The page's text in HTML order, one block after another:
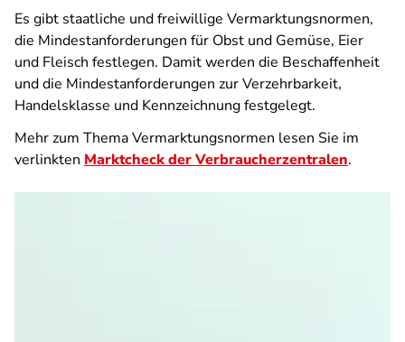
Es gibt staatliche und freiwillige Vermarktungsnormen,
die Mindestanforderungen für Obst und Gemüse, Eier
und Fleisch festlegen. Damit werden die Beschaffenheit
und die Mindestanforderungen zur Verzehrbarkeit,
Handelsklasse und Kennzeichnung festgelegt.
Mehr zum Thema Vermarktungsnormen lesen Sie im
verlinkten Marktcheck der Verbraucherzentralen.